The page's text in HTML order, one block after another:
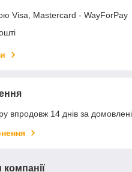
Visa, Mastercard - WayForPay
впродовж 14 днів за
компанії